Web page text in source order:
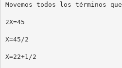
Movemos todos los términos
2X=45
X=45/2
X=22+1/2